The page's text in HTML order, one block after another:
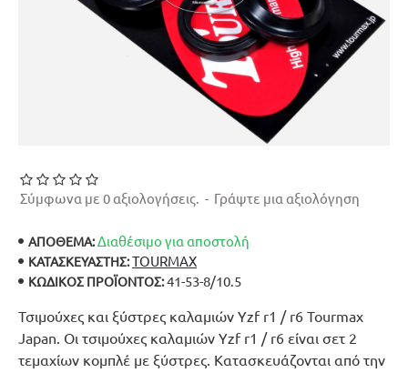
Τσιμούχες και ξύστρες καλαμιών Yzf r1 / r6 Tourmax
Japan. Οι τσιμούχες καλαμιών Yzf r1 / r6 είναι σετ 2
τεμαχίων κομπλέ με ξύστρες. Κατασκευάζονται από την
ΑΠΟΘΕΜΑ:Διαθέσιμο για αποστολή
ΚΑΤΑΣΚΕΥΑΣΤΉΣ:TOURMAX
ΚΩΔΙΚΌΣ ΠΡΟΪΌΝΤΟΣ:41-53-8/10.5
Σύμφωνα με 0 αξιολογήσεις. - Γράψτε μια αξιολόγηση